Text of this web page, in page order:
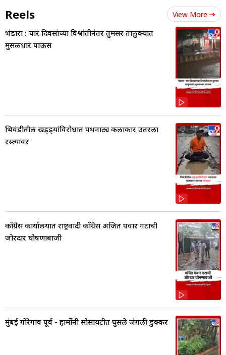
Reels View More
भंडारा : चार दिवसांच्या विश्रांतीनंतर तुमसर तालुक्यात
मुसळधार पाऊस
भिवंडीतील खड्ड्यांविरोधात पथनाट्य कलाकार उतरला
रस्त्यावर
काँग्रेस कार्यालयात राष्ट्रवादी काँग्रेस अजित पवार गटाची
जोरदार घोषणाबाजी
मुंबई गोरेगाव पूर्व - हार्मोनी सोसायटीत घुसले जंगली डुक्कर